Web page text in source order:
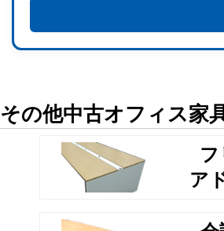
その他中古オフィス家
フ
ア